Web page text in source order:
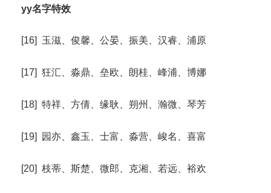
yy名字特效
[16] 玉滋、俊馨、公晏、振美、汉睿、浦原
[17] 狂汇、淼鼎、垒欧、朗桂、峰浦、博娜
[18] 特祥、方倩、缘耿、朔州、瀚微、琴芳
[19] 园亦、鑫玉、士富、淼营、峻名、喜富
[20] 枝蒂、斯楚、微郎、克湘、若远、裕欢